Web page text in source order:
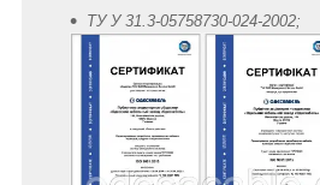
ТУ У 31.3-05758730-024-2002;